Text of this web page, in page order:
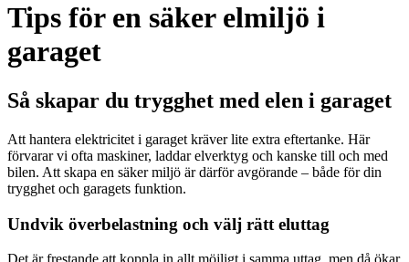
Tips för en säker elmiljö i
garaget
Så skapar du trygghet med elen i garaget
Att hantera elektricitet i garaget kräver lite extra eftertanke. Här
förvarar vi ofta maskiner, laddar elverktyg och kanske till och med
bilen. Att skapa en säker miljö är därför avgörande – både för din
trygghet och garagets funktion.
Undvik överbelastning och välj rätt eluttag